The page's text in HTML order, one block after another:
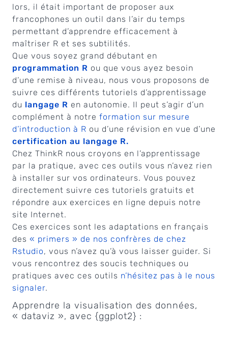
lors, il était important de proposer aux
francophones un outil dans l’air du temps
permettant d’apprendre efficacement à
maîtriser R et ses subtilités.
Que vous soyez grand débutant en
programmation R ou que vous ayez besoin
d’une remise à niveau, nous vous proposons de
suivre ces différents tutoriels d’apprentissage
du langage R en autonomie. Il peut s’agir d’un
complément à notre formation sur mesure
d’introduction à R ou d’une révision en vue d’une
certification au langage R.
Chez ThinkR nous croyons en l’apprentissage
par la pratique, avec ces outils vous n’avez rien
à installer sur vos ordinateurs. Vous pouvez
directement suivre ces tutoriels gratuits et
répondre aux exercices en ligne depuis notre
site Internet.
Ces exercices sont les adaptations en français
des « primers » de nos confrères de chez
Rstudio, vous n’avez qu’à vous laisser guider. Si
vous rencontrez des soucis techniques ou
pratiques avec ces outils n’hésitez pas à le nous
signaler.
Apprendre la visualisation des données,
« dataviz », avec {ggplot2} :